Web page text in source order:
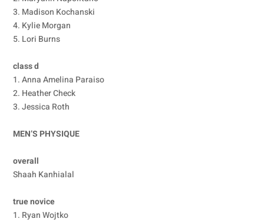
3. Madison Kochanski
4. Kylie Morgan
5. Lori Burns
class d
1. Anna Amelina Paraiso
2. Heather Check
3. Jessica Roth
MEN’S PHYSIQUE
overall
Shaah Kanhialal
true novice
1. Ryan Wojtko